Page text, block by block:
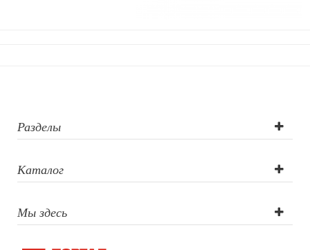
Домашний текстиль
Разделы
Каталог
Мы здесь